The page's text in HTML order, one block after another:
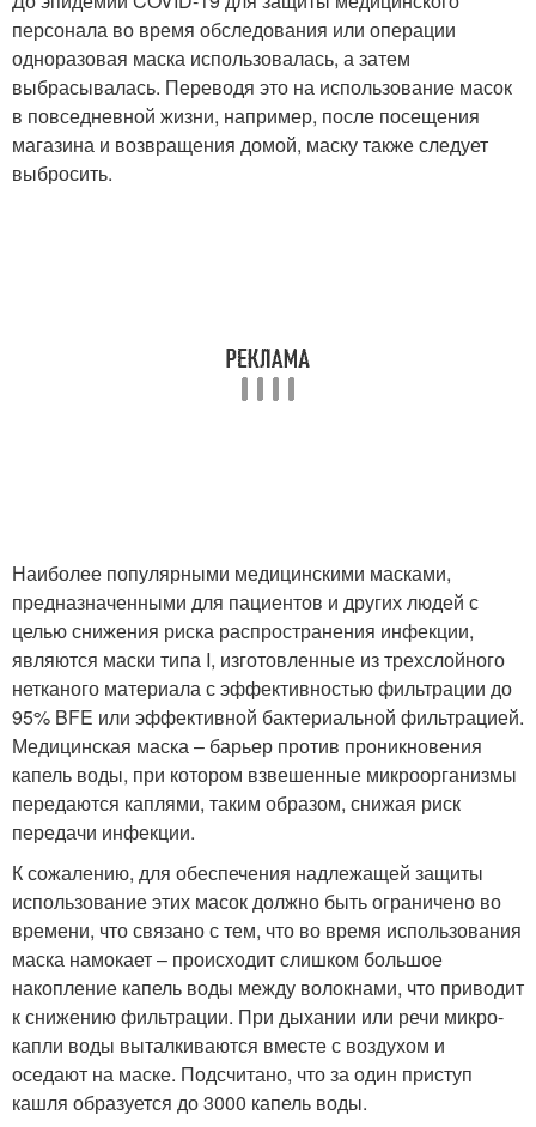
персонала во время обследования или операции
одноразовая маска использовалась, а затем
выбрасывалась. Переводя это на использование масок
в повседневной жизни, например, после посещения
магазина и возвращения домой, маску также следует
выбросить.
Наиболее популярными медицинскими масками,
предназначенными для пациентов и других людей с
целью снижения риска распространения инфекции,
являются маски типа I, изготовленные из трехслойного
нетканого материала с эффективностью фильтрации до
95% BFE или эффективной бактериальной фильтрацией.
Медицинская маска – барьер против проникновения
капель воды, при котором взвешенные микроорганизмы
передаются каплями, таким образом, снижая риск
передачи инфекции.
К сожалению, для обеспечения надлежащей защиты
использование этих масок должно быть ограничено во
времени, что связано с тем, что во время использования
маска намокает – происходит слишком большое
накопление капель воды между волокнами, что приводит
к снижению фильтрации. При дыхании или речи микро-
капли воды выталкиваются вместе с воздухом и
оседают на маске. Подсчитано, что за один приступ
кашля образуется до 3000 капель воды.